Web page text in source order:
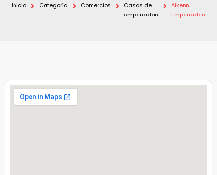
Inicio Categoría Comercios
Casas de
empanadas
Aikenn
Empanadas